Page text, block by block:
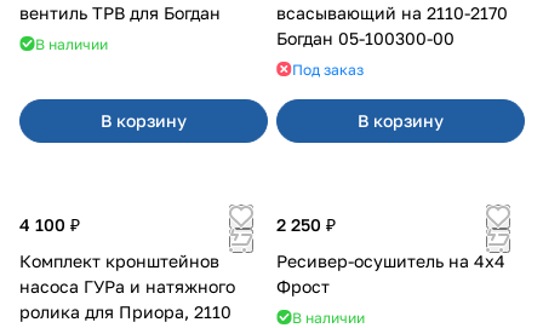
вентиль ТРВ для Богдан
В наличии
В корзину
всасывающий на 2110-2170
Богдан 05-100300-00
Под заказ
В корзину
4 100 ₽
Комплект кронштейнов
насоса ГУРа и натяжного
ролика для Приора, 2110
2 250 ₽
Ресивер-осушитель на 4х4
Фрост
В наличии